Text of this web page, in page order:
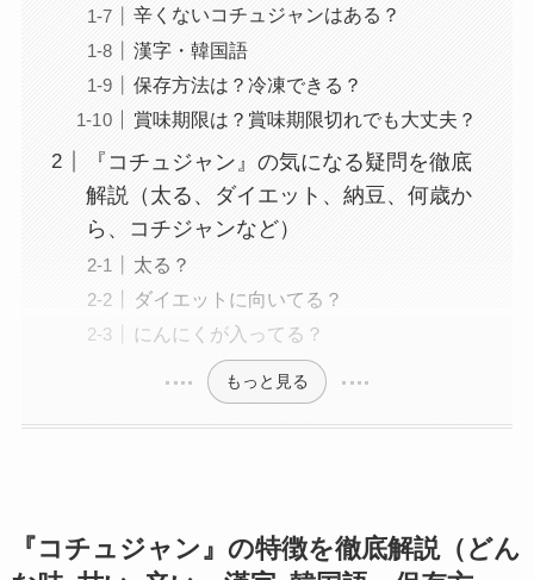
辛くないコチュジャンはある？
漢字・韓国語
保存方法は？冷凍できる？
賞味期限は？賞味期限切れでも大丈夫？
『コチュジャン』の気になる疑問を徹底
解説（太る、ダイエット、納豆、何歳か
ら、コチジャンなど）
太る？
ダイエットに向いてる？
にんにくが入ってる？
もっと見る
『コチュジャン』 の特徴を徹底解説（どん